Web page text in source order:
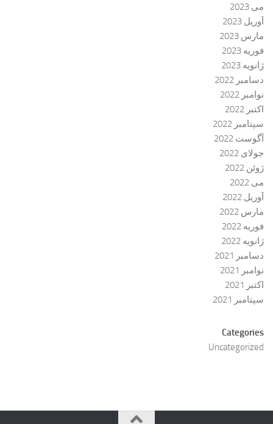
می 2023
آوریل 2023
مارس 2023
فوریه 2023
ژانویه 2023
دسامبر 2022
نوامبر 2022
اکتبر 2022
سپتامبر 2022
آگوست 2022
جولای 2022
ژوئن 2022
می 2022
آوریل 2022
مارس 2022
فوریه 2022
ژانویه 2022
دسامبر 2021
نوامبر 2021
اکتبر 2021
سپتامبر 2021
Categories
Uncategorized